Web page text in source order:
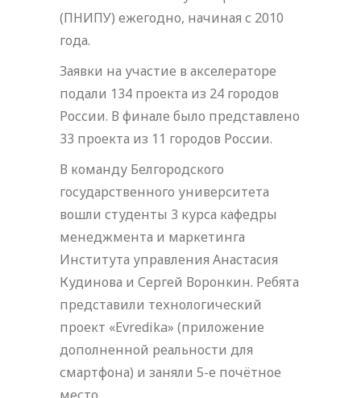
(ПНИПУ) ежегодно, начиная с 2010
года.
Заявки на участие в акселераторе
подали 134 проекта из 24 городов
России. В финале было представлено
33 проекта из 11 городов России.
В команду Белгородского
государственного университета
вошли студенты 3 курса кафедры
менеджмента и маркетинга
Института управления Анастасия
Кудинова и Сергей Воронкин. Ребята
представили технологический
проект «Evredika» (приложение
дополненной реальности для
смартфона) и заняли 5-е почётное